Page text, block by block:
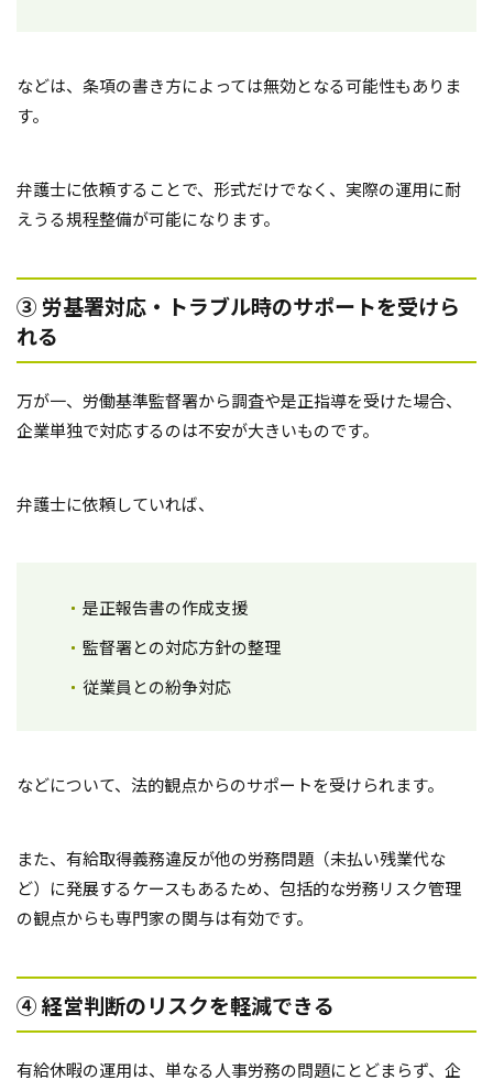
などは、条項の書き方によっては無効となる可能性もありま
す。
弁護士に依頼することで、形式だけでなく、実際の運用に耐
えうる規程整備が可能になります。
③ 労基署対応・トラブル時のサポートを受けら
れる
万が一、労働基準監督署から調査や是正指導を受けた場合、
企業単独で対応するのは不安が大きいものです。
弁護士に依頼していれば、
是正報告書の作成支援
監督署との対応方針の整理
従業員との紛争対応
などについて、法的観点からのサポートを受けられます。
また、有給取得義務違反が他の労務問題（未払い残業代な
ど）に発展するケースもあるため、包括的な労務リスク管理
の観点からも専門家の関与は有効です。
④ 経営判断のリスクを軽減できる
有給休暇の運用は、単なる人事労務の問題にとどまらず、企